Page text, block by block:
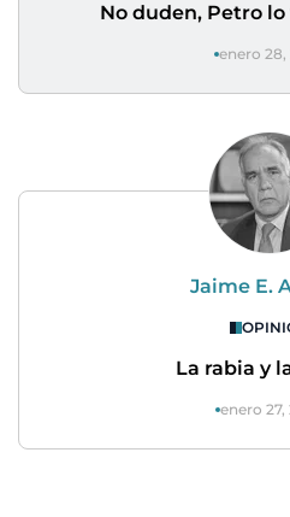
No duden, Petro
enero 28,
Jaime E.
La rabia y
enero 27,